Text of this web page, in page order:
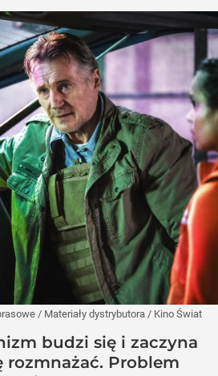
/ Materiały dystrybutora / Kino Świat
budzi się i zaczyna
rozmnażać. Problem